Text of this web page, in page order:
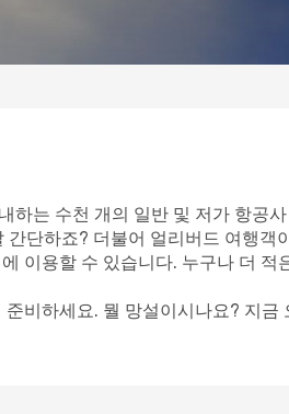
하는 수천 개의 일반 및 저가 항공
단하죠? 더불어 얼리버드 여행객
이용할 수 있습니다. 누구나 더 적
비하세요. 뭘 망설이시나요? 지금